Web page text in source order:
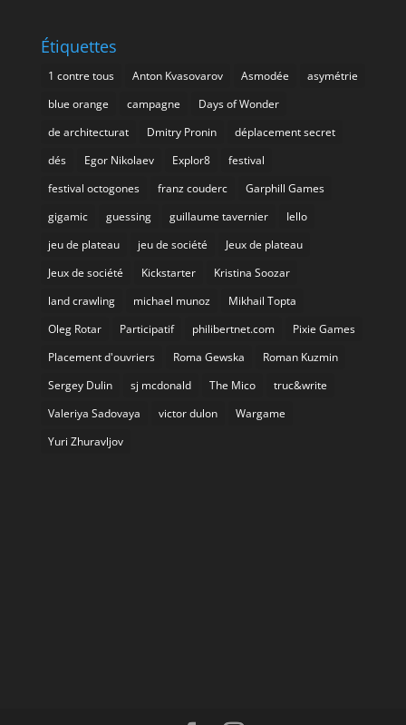
Étiquettes
1 contre tous Anton Kvasovarov Asmodée
asymétrie
blue orange
campagne
Days of Wonder
de architecturat
Dmitry Pronin
déplacement secret
dés
Egor Nikolaev Explor8
festival
festival octogones
franz couderc
Garphill Games
gigamic
guessing guillaume tavernier
Iello
jeu de plateau
jeu de société
Jeux de plateau
Jeux de société
Kickstarter
Kristina Soozar
land crawling
michael munoz
Mikhail Topta
Oleg Rotar
Participatif philibertnet.com
Pixie Games
Placement d'ouvriers
Roma Gewska
Roman Kuzmin
Sergey Dulin
sj mcdonald The Mico
truc&write
Valeriya Sadovaya
victor dulon
Wargame
Yuri Zhuravljov